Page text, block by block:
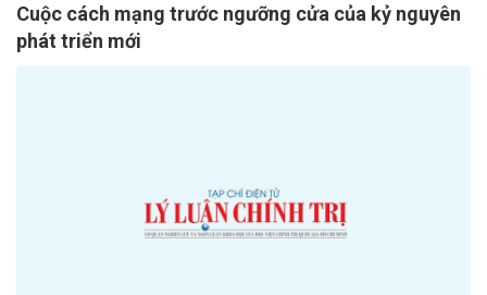
Cuộc cách mạng trước ngưỡng cửa của kỷ nguyên
phát triển mới